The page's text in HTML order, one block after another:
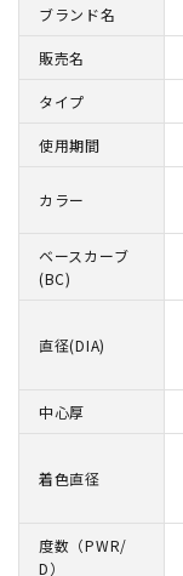
ブランド名
販売名
タイプ
使用期間
カラー
ベースカーブ
(BC)
直径(DIA)
中心厚
着色直径
度数（PWR/
D）